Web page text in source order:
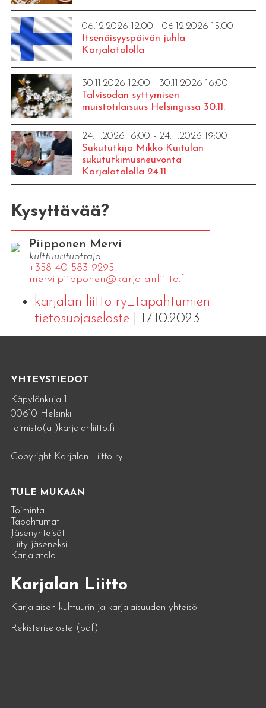
06.12.2026 12:00 - 06.12.2026 15:00
Itsenäisyyspäivän juhla
Karjalatalolla
30.11.2026 12:00 - 30.11.2026 16:00
Talvisodan syttymisen
muistotilaisuus Helsingissä 30.11.
24.11.2026 16:00 - 24.11.2026 19:00
Sukututkija Mikko Kuitulan
sukututkimusneuvonta
Karjalatalolla 24.11.
Kysyttävää?
Piipponen Mervi
kulttuurituottaja
+358 40 583 9295
mervi.​piipponen@​kar​jala​nlii​tto.​fi
karjalan-liitto-ry_tapahtumien-
tietosuojaseloste| 17.10.2023
YHTEYSTIEDOT
Käpylänkuja 1
00610 Helsinki
toimisto(at)karjalanliitto.fi
Copyright Karjalan Liitto ry
TULE MUKAAN
Toiminta
Tapahtumat
Jäsenyhteisöt
Liity jäseneksi
Karjalatalo
Karjalan Liitto
Karjalaisen kulttuurin ja karjalaisuuden yhteisö
Rekisteriseloste (pdf)